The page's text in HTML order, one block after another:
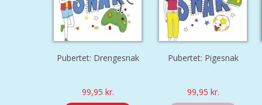
Pubertet: Drengesnak
99,95 kr.
Pubertet: Pigesnak
99,95 kr.